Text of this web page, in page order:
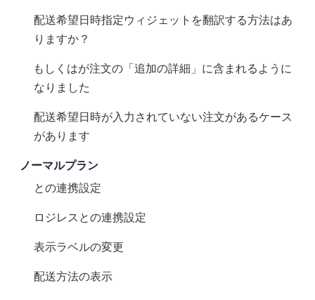
配送希望日時指定ウィジェットを翻訳する方法はあ
りますか？
__ccValidもしくは__ccSlotが注文の「追加の詳細」に含まれるように
なりました
配送希望日時が入力されていない注文があるケース
があります
ノーマルプラン
Plus Shippingとの連携設定
ロジレスとの連携設定
表示ラベルの変更
配送方法の表示